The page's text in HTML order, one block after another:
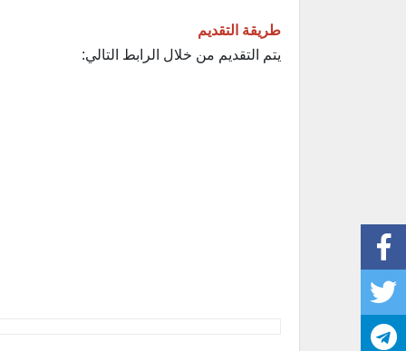
طريقة التقديم
يتم التقديم من خلال الرابط التالي: